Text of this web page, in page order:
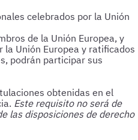
celebrados por la Unión
de la Unión Europea, y
Unión Europea y ratificados
podrán participar sus
obtenidas en el
Este requisito no será de
las disposiciones de derecho